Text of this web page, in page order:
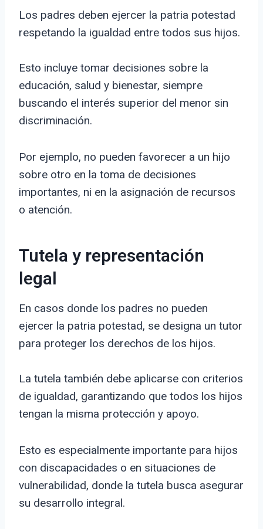
Los padres deben ejercer la patria potestad
respetando la igualdad entre todos sus hijos.
Esto incluye tomar decisiones sobre la
educación, salud y bienestar, siempre
buscando el interés superior del menor sin
discriminación.
Por ejemplo, no pueden favorecer a un hijo
sobre otro en la toma de decisiones
importantes, ni en la asignación de recursos
o atención.
Tutela y representación
legal
En casos donde los padres no pueden
ejercer la patria potestad, se designa un tutor
para proteger los derechos de los hijos.
La tutela también debe aplicarse con criterios
de igualdad, garantizando que todos los hijos
tengan la misma protección y apoyo.
Esto es especialmente importante para hijos
con discapacidades o en situaciones de
vulnerabilidad, donde la tutela busca asegurar
su desarrollo integral.